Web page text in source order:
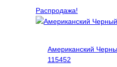
38028 ₽.
Распродажа!
Американский
115452